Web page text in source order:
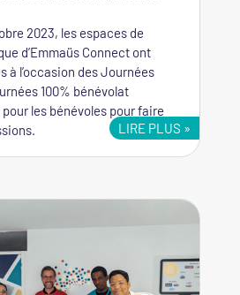
2023, les espaces de
d’Emmaüs Connect ont
à l’occasion des Journées
100% bénévolat
les bénévoles pour faire
LIRE PLUS